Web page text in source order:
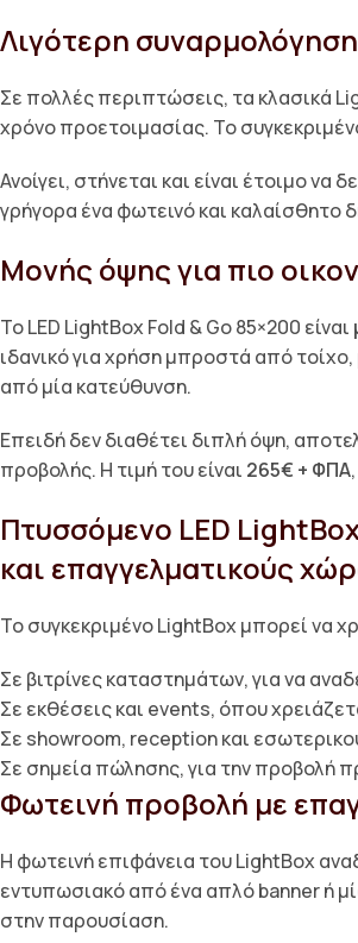
Λιγότερη
Σε πολλές περιπτώσεις, τα κλασικά
χρόνο προετοιμασίας. Το
Ανοίγει, στήνεται και είναι έτοιμο
γρήγορα ένα φωτεινό και καλαίσθητο
Μονής όψης για πιο
Το LED LightBox Fold & Go 85×200 είναι
ιδανικό για χρήση μπροστά από
από μία κατεύθυνση.
Επειδή δεν διαθέτει διπλή όψη,
προβολής. Η τιμή του είναι 265€ + ΦΠΑ
Πτυσσόμενο LED LightBox
και επαγγελματικούς
Το συγκεκριμένο LightBox μπορεί να
Σε βιτρίνες καταστημάτων, για να
Σε εκθέσεις και events, όπου
Σε showroom, reception και
Σε σημεία πώλησης, για την προβολή
Φωτεινή προβολή με
Η φωτεινή επιφάνεια του LightBox
εντυπωσιακό από ένα απλό banner ή
στην παρουσίαση.